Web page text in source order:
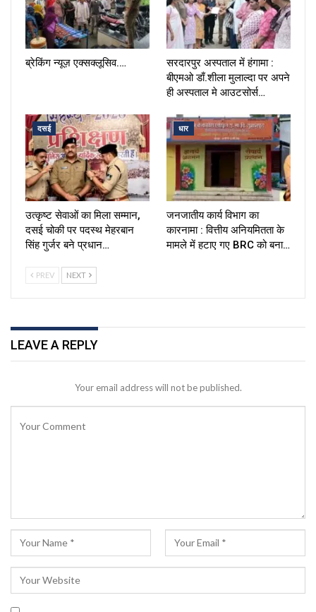
ब्रेकिंग न्यूज़ एक्सक्लूसिव.…
सरदारपुर अस्पताल में हंगामा :
बीएमओ डाँ.शीला मुलाल्दा पर अपने
ही अस्पताल मे आउटसोर्स…
दसई
उत्कृष्ट सेवाओं का मिला सम्मान,
दसई चोकी पर पदस्थ मेहरबान
सिंह गुर्जर बने प्रधान…
धार
जनजातीय कार्य विभाग का
कारनामा : वित्तीय अनियमितता के
मामले में हटाए गए BRC को बना…
PREV NEXT
LEAVE A REPLY
Your email address will not be published.